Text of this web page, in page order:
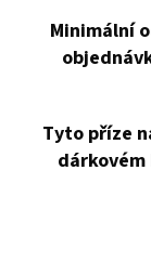
Minimální
Tyto příze
dárkovém